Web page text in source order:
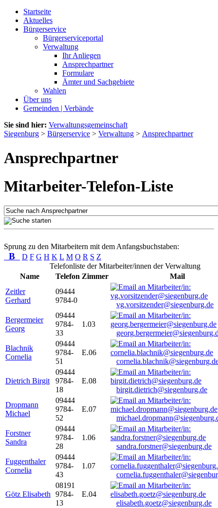
Startseite
Aktuelles
Bürgerservice
Bürgerserviceportal
Verwaltung
Ihr Anliegen
Ansprechpartner
Formulare
Ämter und Sachgebiete
Wahlen
Über uns
Gemeinden | Verbände
Sie sind hier: Verwaltungsgemeinschaft
Siegenburg > Bürgerservice > Verwaltung > Ansprechpartner
Ansprechpartner
Mitarbeiter-Telefon-Liste
Sprung zu den Mitarbeitern mit dem Anfangsbuchstaben:
B D F G H K L M O R S Z
Telefonliste der Mitarbeiter/innen der Verwaltung
Name
Telefon Zimmer
Mail
Zeitler
Gerhard
09444
9784-0
vg.vorsitzender@siegenburg.de
Bergermeier
Georg
09444
9784-
33
1.03
Blachnik
Cornelia
09444
9784-
51
E.06
Dietrich Birgit
09444
9784-
18
E.08
birgit.dietrich@siegenburg.de
Dropmann
Michael
09444
9784-
52
E.07
Forstner
Sandra
09444
9784-
28
1.06
sandra.forstner@siegenburg.de
Fuggenthaler
Cornelia
09444
9784-
43
1.07
Götz Elisabeth
08191
9784-
13
E.04
elisabeth.goetz@siegenburg.de